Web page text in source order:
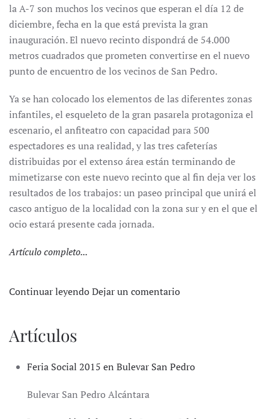
la A-7 son muchos los vecinos que esperan el día 12 de
diciembre, fecha en la que está prevista la gran
inauguración. El nuevo recinto dispondrá de 54.000
metros cuadrados que prometen convertirse en el nuevo
punto de encuentro de los vecinos de San Pedro.
Ya se han colocado los elementos de las diferentes zonas
infantiles, el esqueleto de la gran pasarela protagoniza el
escenario, el anfiteatro con capacidad para 500
espectadores es una realidad, y las tres cafeterías
distribuidas por el extenso área están terminando de
mimetizarse con este nuevo recinto que al fin deja ver los
resultados de los trabajos: un paseo principal que unirá el
casco antiguo de la localidad con la zona sur y en el que el
ocio estará presente cada jornada.
Artículo completo...
Continuar leyendoDejar un comentario
Artículos
Feria Social 2015 en Bulevar San Pedro
Bulevar San Pedro Alcántara